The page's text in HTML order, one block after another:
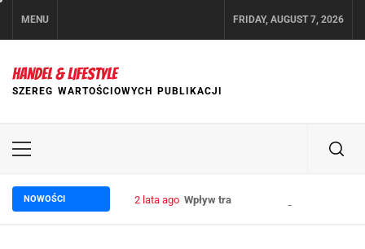
MENU FRIDAY, AUGUST 7, 2026
HANDEL & LIFESTYLE
SZEREG WARTOŚCIOWYCH PUBLIKACJI
Primary
NOWOŚCI 2 lata ago Wpływ trade marketingu na wzrost